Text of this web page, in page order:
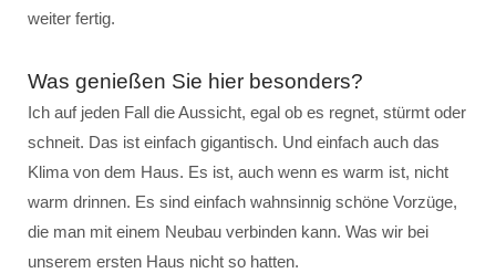
weiter fertig.
Was genießen Sie hier besonders?
Ich auf jeden Fall die Aussicht, egal ob es regnet, stürmt oder
schneit. Das ist einfach gigantisch. Und einfach auch das
Klima von dem Haus. Es ist, auch wenn es warm ist, nicht
warm drinnen. Es sind einfach wahnsinnig schöne Vorzüge,
die man mit einem Neubau verbinden kann. Was wir bei
unserem ersten Haus nicht so hatten.